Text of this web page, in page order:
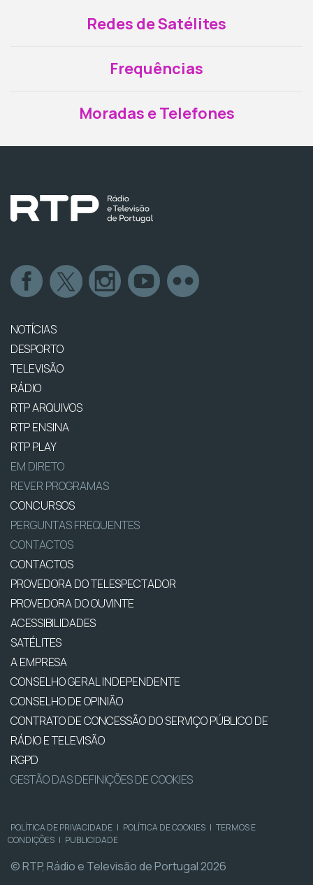
Redes de Satélites
Frequências
Moradas e Telefones
NOTÍCIAS
DESPORTO
TELEVISÃO
RÁDIO
RTP ARQUIVOS
RTP ENSINA
RTP PLAY
EM DIRETO
REVER PROGRAMAS
CONCURSOS
PERGUNTAS FREQUENTES
CONTACTOS
CONTACTOS
PROVEDORA DO TELESPECTADOR
PROVEDORA DO OUVINTE
ACESSIBILIDADES
SATÉLITES
A EMPRESA
CONSELHO GERAL INDEPENDENTE
CONSELHO DE OPINIÃO
CONTRATO DE CONCESSÃO DO SERVIÇO PÚBLICO DE
RÁDIO E TELEVISÃO
RGPD
GESTÃO DAS DEFINIÇÕES DE COOKIES
POLÍTICA DE PRIVACIDADE | POLÍTICA DE COOKIES | TERMOS E
CONDIÇÕES | PUBLICIDADE
© RTP, Rádio e Televisão de Portugal 2026